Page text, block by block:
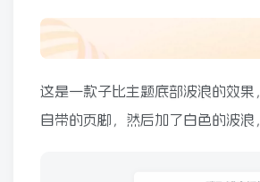
这是一款子比主题底部波浪的效
自带的页脚，然后加了白色的波浪